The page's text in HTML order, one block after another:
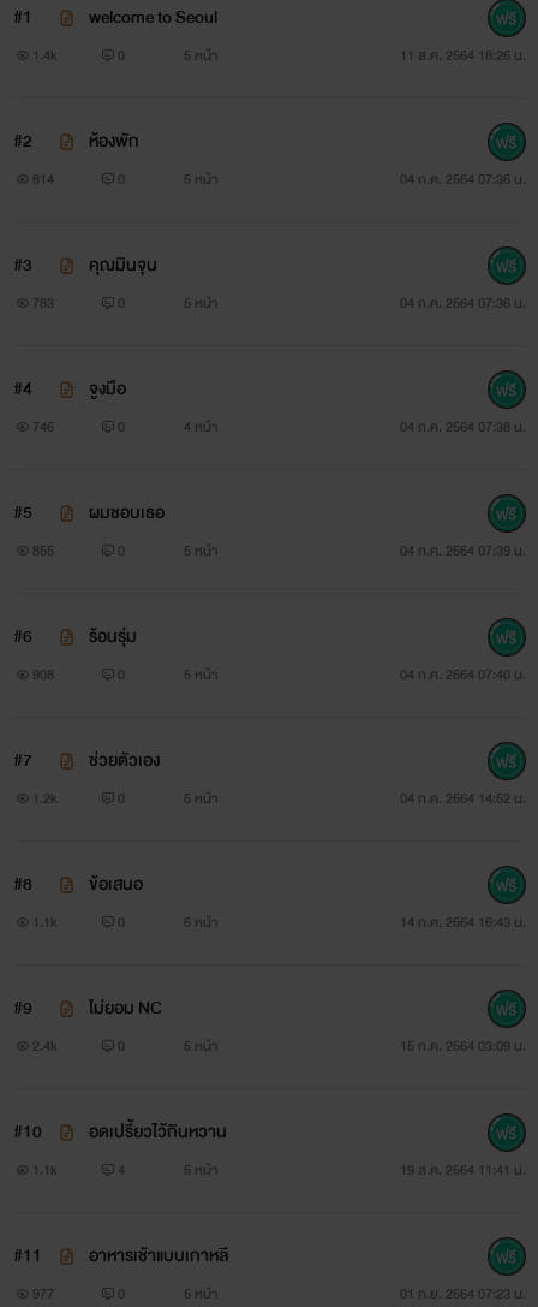
#1 welcome to Seoul
1.4k 0 5 หน้า 11 ส.ค. 2564 18:26 น.
#2 ห้องพัก
814 0 5 หน้า 04 ก.ค. 2564 07:36 น.
#3 คุณมินจุน
783 0 5 หน้า 04 ก.ค. 2564 07:36 น.
#4 จูงมือ
746 0 4 หน้า 04 ก.ค. 2564 07:38 น.
#5 ผมชอบเธอ
855 0 5 หน้า 04 ก.ค. 2564 07:39 น.
#6 ร้อนรุ่ม
908 0 5 หน้า 04 ก.ค. 2564 07:40 น.
#7 ช่วยตัวเอง
1.2k 0 5 หน้า 04 ก.ค. 2564 14:52 น.
#8 ข้อเสนอ
1.1k 0 6 หน้า 14 ก.ค. 2564 16:43 น.
#9 ไม่ยอม NC
2.4k 0 5 หน้า 15 ก.ค. 2564 03:09 น.
#10 อดเปรี้ยวไว้กินหวาน
1.1k 4 5 หน้า 19 ส.ค. 2564 11:41 น.
#11 อาหารเช้าแบบเกาหลี
977 0 5 หน้า 01 ก.ย. 2564 07:23 น.